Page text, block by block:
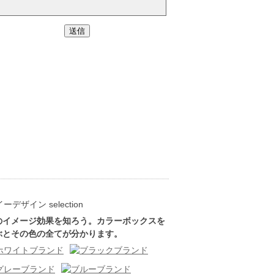
イメージ効果を知ろう。カラーボックスを
とその色の全てが分かります。